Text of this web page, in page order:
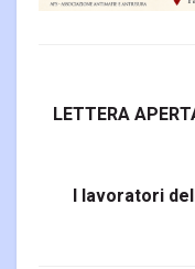
LETTERA
I lavoratori